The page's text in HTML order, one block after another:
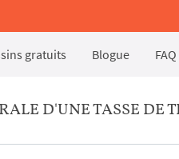
gratuits Blogue FAQ
D'UNE TASSE DE